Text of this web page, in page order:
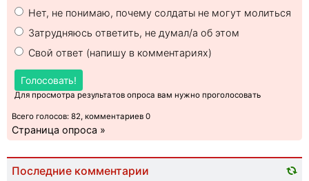
Нет, не понимаю, почему солдаты не могут молиться
Затрудняюсь ответить, не думал/а об этом
Свой ответ (напишу в комментариях)
Голосовать!
Для просмотра результатов опроса вам нужно проголосовать
Всего голосов: 82, комментариев 0
Страница опроса »
Последние комментарии